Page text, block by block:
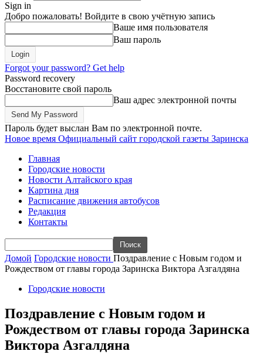
Sign in
Добро пожаловать! Войдите в свою учётную запись
Ваше имя пользователя
Ваш пароль
Forgot your password? Get help
Password recovery
Восстановите свой пароль
Ваш адрес электронной почты
Пароль будет выслан Вам по электронной почте.
Новое время Официальный сайт городской газеты Заринска
Главная
Городские новости
Новости Алтайского края
Картина дня
Расписание движения автобусов
Редакция
Контакты
Домой Городские новости Поздравление с Новым годом и
Рождеством от главы города Заринска Виктора Азгалдяна
Городские новости
Поздравление с Новым годом и
Рождеством от главы города Заринска
Виктора Азгалдяна